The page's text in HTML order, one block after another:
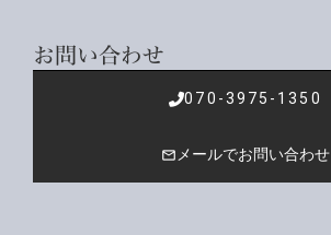
お問い合わせ
070-3975-1350
mail_outline メールでお問い合わせ